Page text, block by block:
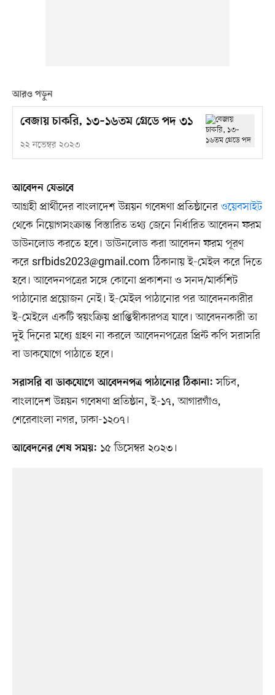
আরও পড়ুন
বেজায় চাকরি, ১৩–১৬তম গ্রেডে পদ ৩১
২২ নভেম্বর ২০২৩
আবেদন যেভাবে
আগ্রহী প্রার্থীদের বাংলাদেশ উন্নয়ন গবেষণা প্রতিষ্ঠানের ওয়েবসাইট
থেকে নিয়োগসংক্রান্ত বিস্তারিত তথ্য জেনে নির্ধারিত আবেদন ফরম
ডাউনলোড করতে হবে। ডাউনলোড করা আবেদন ফরম পূরণ
করে srfbids2023@gmail.com ঠিকানায় ই-মেইল করে দিতে
হবে। আবেদনপত্রের সঙ্গে কোনো প্রকাশনা ও সনদ/মার্কশিট
পাঠানোর প্রয়োজন নেই। ই-মেইল পাঠানোর পর আবেদনকারীর
ই-মেইলে একটি স্বয়ংক্রিয় প্রাপ্তিস্বীকারপত্র যাবে। আবেদনকারী তা
দুই দিনের মধ্যে গ্রহণ না করলে আবেদনপত্রের প্রিন্ট কপি সরাসরি
বা ডাকযোগে পাঠাতে হবে।
সরাসরি বা ডাকযোগে আবেদনপত্র পাঠানোর ঠিকানা: সচিব,
বাংলাদেশ উন্নয়ন গবেষণা প্রতিষ্ঠান, ই-১৭, আগারগাঁও,
শেরেবাংলা নগর, ঢাকা-১২০৭।
আবেদনের শেষ সময়: ১৫ ডিসেম্বর ২০২৩।